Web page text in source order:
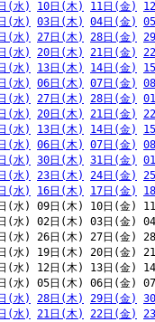
(水) 10日(木) 11日(金)
(水) 03日(木) 04日(金)
(水) 27日(木) 28日(金)
(水) 20日(木) 21日(金)
(水) 13日(木) 14日(金)
(水) 06日(木) 07日(金)
(水) 27日(木) 28日(金)
(水) 20日(木) 21日(金)
(水) 13日(木) 14日(金)
(水) 06日(木) 07日(金)
(水) 30日(木) 31日(金)
(水) 23日(木) 24日(金)
(水) 16日(木) 17日(金)
(水) 09日(木) 10日(金)
(水) 02日(木) 03日(金)
(水) 26日(木) 27日(金)
(水) 19日(木) 20日(金)
(水) 12日(木) 13日(金)
(水) 05日(木) 06日(金)
(水) 28日(木) 29日(金)
(水) 21日(木) 22日(金)